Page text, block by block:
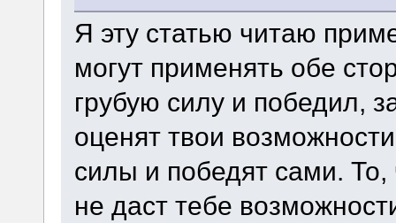
Я эту статью читаю
могут применять обе
грубую силу и победил,
оценят твои
силы и победят сами. То,
не даст тебе